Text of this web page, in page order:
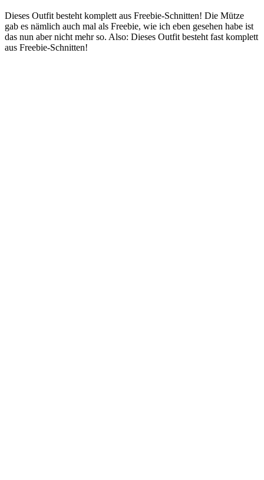
Dieses Outfit besteht komplett aus Freebie-Schnitten! Die Mütze
gab es nämlich auch mal als Freebie, wie ich eben gesehen habe ist
das nun aber nicht mehr so. Also: Dieses Outfit besteht fast komplett
aus Freebie-Schnitten!